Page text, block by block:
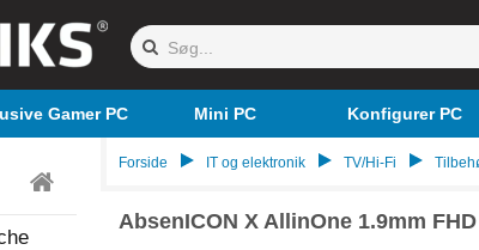
Gamer PC Mini PC Konfigurer PC
Forside IT og elektronik TV/Hi-Fi
AbsenICON X AllinOne 1.9mm